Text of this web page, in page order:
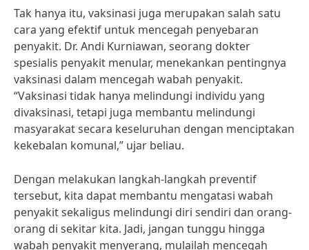
Tak hanya itu, vaksinasi juga merupakan salah satu
cara yang efektif untuk mencegah penyebaran
penyakit. Dr. Andi Kurniawan, seorang dokter
spesialis penyakit menular, menekankan pentingnya
vaksinasi dalam mencegah wabah penyakit.
“Vaksinasi tidak hanya melindungi individu yang
divaksinasi, tetapi juga membantu melindungi
masyarakat secara keseluruhan dengan menciptakan
kekebalan komunal,” ujar beliau.
Dengan melakukan langkah-langkah preventif
tersebut, kita dapat membantu mengatasi wabah
penyakit sekaligus melindungi diri sendiri dan orang-
orang di sekitar kita. Jadi, jangan tunggu hingga
wabah penyakit menyerang, mulailah mencegah